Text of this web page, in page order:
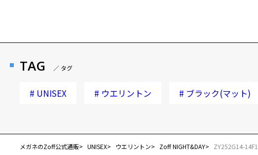
TAG ／ タグ
# UNISEX # ウエリントン # ブラック(マット)
メガネのZoff公式通販 UNISEX ウエリントン Zoff NIGHT&DAY ZY252G14-14F1